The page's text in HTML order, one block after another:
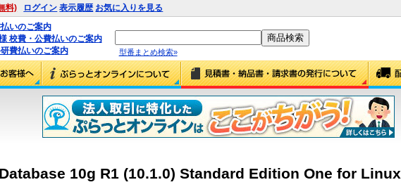
料) ログイン 表示履歴 お気に入りを見る
いのご案内
校費・公費払いのご案内
費払いのご案内
型番まとめ検索»
10g R1 (10.1.0) Standard Edition One for Linux